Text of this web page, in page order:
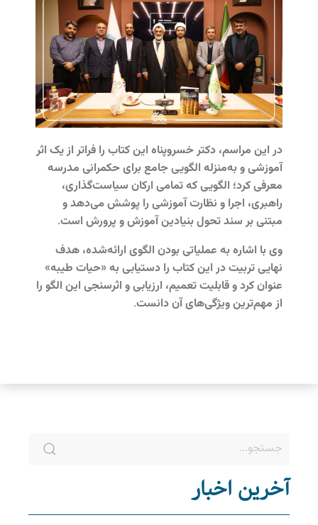
در این مراسم، دکتر خسروپناه این کتاب را فراتر از یک اثر
آموزشی و به‌منزله الگویی جامع برای حکمرانی مدرسه
معرفی کرد؛ الگویی که تمامی ارکان سیاست‌گذاری،
راهبری، اجرا و نظارت آموزشی را پوشش می‌دهد و
مبتنی بر سند تحول بنیادین آموزش‌ و پرورش است.
وی با اشاره به عملیاتی بودن الگوی ارائه‌شده، هدف
نهایی تربیت در این کتاب را دستیابی به «حیات طیبه»
عنوان کرد و قابلیت تعمیم، ارزیابی و اثرسنجی این الگو را
از مهم‌ترین ویژگی‌های آن دانست.
آخرین اخبار